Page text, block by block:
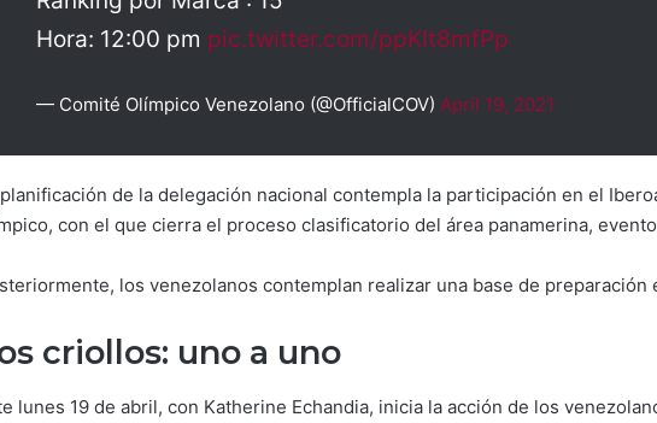
Hora: 12:00 pm pic.twitter.com/ppKIt8mfPp
— Comité Olímpico Venezolano (@OfficialCOV) April 19, 2021
de la delegación nacional contempla la participación en el
con el que cierra el proceso clasificatorio del área panamerina,
los venezolanos contemplan realizar una base de preparación
criollos: uno a uno
lunes 19 de abril, con Katherine Echandia, inicia la acción de los